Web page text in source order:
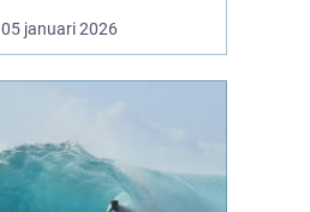
skärgårdsmiljö hamnar
förr eller senare på
pulserande sommarliv.
För många...
05 januari 2026